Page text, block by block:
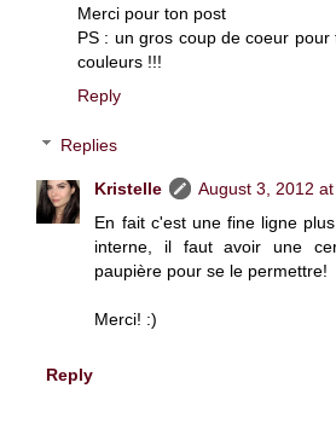
Merci pour ton post
PS : un gros coup de coeur
couleurs !!!
Reply
Replies
Kristelle
August 3, 2012
En fait c'est une fine ligne
interne, il faut avoir une
paupière pour se le permettre!
Merci! :)
Reply